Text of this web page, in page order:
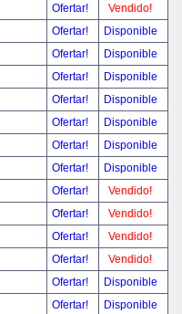
Ofertar!
Vendido!
Ofertar!
Disponible
Ofertar!
Disponible
Ofertar!
Disponible
Ofertar!
Disponible
Ofertar!
Disponible
Ofertar!
Disponible
Ofertar!
Disponible
Ofertar!
Vendido!
Ofertar!
Vendido!
Ofertar!
Vendido!
Ofertar!
Vendido!
Ofertar!
Disponible
Ofertar!
Disponible